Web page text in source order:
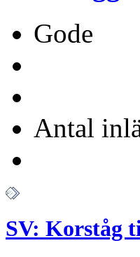
Gode
Antal
SV: Korståg